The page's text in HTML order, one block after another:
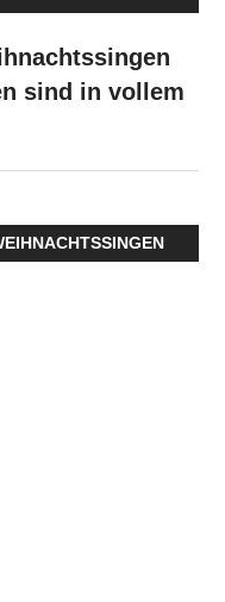
sind in vollem